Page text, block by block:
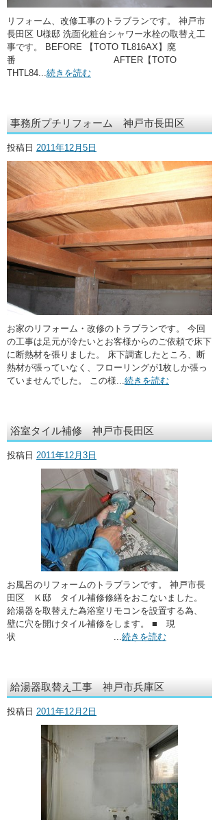
リフォーム、改修工事のトラブランです。 神戸市
長田区 U様邸 洗面化粧台シャワー水栓の取替え工
事です。 BEFORE 【TOTO TL816AX】廃
番 AFTER【TOTO
THTL84... 続きを読む
事務所プチリフォーム 神戸市長田区
投稿日 2011年12月5日
お家のリフォーム・改修のトラブランです。 今回
の工事は足元が冷たいとお客様からのご依頼で床下
に断熱材を張りました。 床下調査したところ、断
熱材が張っていなく、フローリングが1枚しか張っ
ていませんでした。 この様... 続きを読む
浴室タイル補修 神戸市長田区
投稿日 2011年12月3日
お風呂のリフォームのトラブランです。 神戸市長
田区 Ｋ邸 タイル補修修繕をおこないました。
給湯器を取替えた為浴室リモコンを設置する為、
壁に穴を開けタイル補修をします。 ■ 現
状 ... 続きを読む
給湯器取替え工事 神戸市兵庫区
投稿日 2011年12月2日